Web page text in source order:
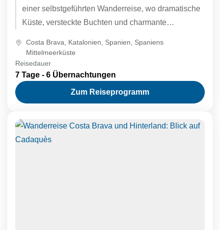
einer selbstgeführten Wanderreise, wo dramatische
Küste, versteckte Buchten und charmante
Spuren von Dalí,...
Costa Brava Katalonien Spanien
Spaniens
Mittelmeerküste
Reisedauer
7 Tage - 6 Übernachtungen
Zum Reiseprogramm